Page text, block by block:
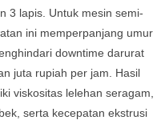
3 lapis. Untuk mesin semi-
ini memperpanjang umur
downtime darurat
juta rupiah per jam. Hasil
viskositas lelehan seragam,
serta kecepatan ekstrusi